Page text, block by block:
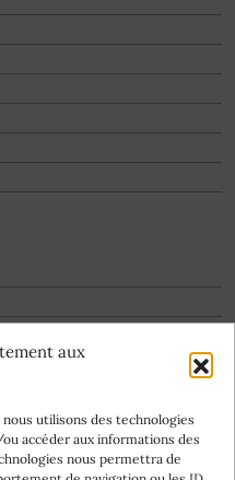
aux
utilisons des technologies
accéder aux informations des
nous permettra de